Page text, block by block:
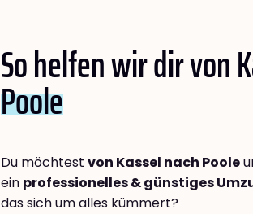
So helfen wir dir von
Poole
Du möchtest von Kassel nach Poole
ein professionelles & günstiges
das sich um alles kümmert?